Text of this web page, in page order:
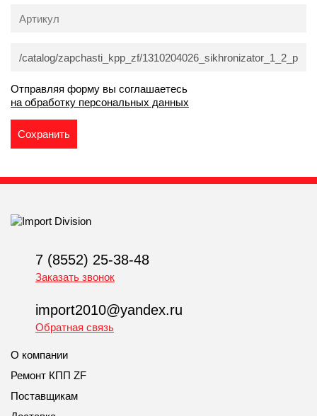
Отправляя форму вы соглашаетесь
на обработку персональных данных
7 (8552) 25-38-48
Заказать звонок
import2010@yandex.ru
Обратная связь
О компании
Ремонт КПП ZF
Поставщикам